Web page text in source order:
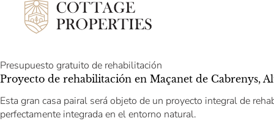
Presupuesto gratuito de rehabilitación
Proyecto de rehabilitación en Maçanet de Cabrenys,
Esta gran casa pairal será objeto de un proyecto integral de
perfectamente integrada en el entorno natural.